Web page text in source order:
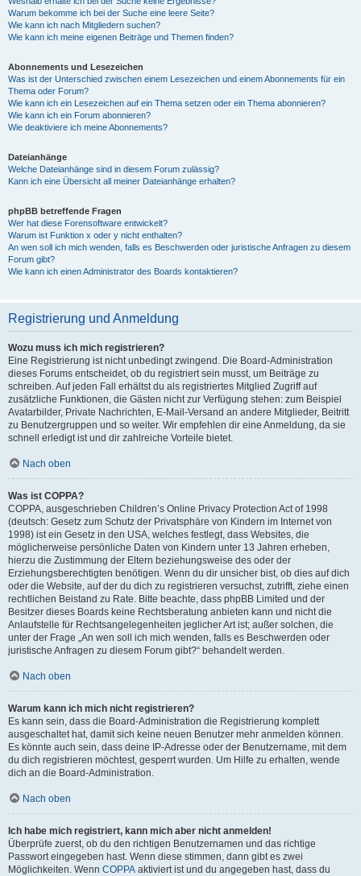
Warum bekomme ich bei der Suche eine leere Seite?
Wie kann ich nach Mitgliedern suchen?
Wie kann ich meine eigenen Beiträge und Themen finden?
Abonnements und Lesezeichen
Was ist der Unterschied zwischen einem Lesezeichen und einem Abonnements für ein
Thema oder Forum?
Wie kann ich ein Lesezeichen auf ein Thema setzen oder ein Thema abonnieren?
Wie kann ich ein Forum abonnieren?
Wie deaktiviere ich meine Abonnements?
Dateianhänge
Welche Dateianhänge sind in diesem Forum zulässig?
Kann ich eine Übersicht all meiner Dateianhänge erhalten?
phpBB betreffende Fragen
Wer hat diese Forensoftware entwickelt?
Warum ist Funktion x oder y nicht enthalten?
An wen soll ich mich wenden, falls es Beschwerden oder juristische Anfragen zu diesem
Forum gibt?
Wie kann ich einen Administrator des Boards kontaktieren?
Registrierung und Anmeldung
Wozu muss ich mich registrieren?
Eine Registrierung ist nicht unbedingt zwingend. Die Board-Administration
dieses Forums entscheidet, ob du registriert sein musst, um Beiträge zu
schreiben. Auf jeden Fall erhältst du als registriertes Mitglied Zugriff auf
zusätzliche Funktionen, die Gästen nicht zur Verfügung stehen: zum Beispiel
Avatarbilder, Private Nachrichten, E-Mail-Versand an andere Mitglieder, Beitritt
zu Benutzergruppen und so weiter. Wir empfehlen dir eine Anmeldung, da sie
schnell erledigt ist und dir zahlreiche Vorteile bietet.
Nach oben
Was ist COPPA?
COPPA, ausgeschrieben Children’s Online Privacy Protection Act of 1998
(deutsch: Gesetz zum Schutz der Privatsphäre von Kindern im Internet von
1998) ist ein Gesetz in den USA, welches festlegt, dass Websites, die
möglicherweise persönliche Daten von Kindern unter 13 Jahren erheben,
hierzu die Zustimmung der Eltern beziehungsweise des oder der
Erziehungsberechtigten benötigen. Wenn du dir unsicher bist, ob dies auf dich
oder die Website, auf der du dich zu registrieren versuchst, zutrifft, ziehe einen
rechtlichen Beistand zu Rate. Bitte beachte, dass phpBB Limited und der
Besitzer dieses Boards keine Rechtsberatung anbieten kann und nicht die
Anlaufstelle für Rechtsangelegenheiten jeglicher Art ist; außer solchen, die
unter der Frage „An wen soll ich mich wenden, falls es Beschwerden oder
juristische Anfragen zu diesem Forum gibt?“ behandelt werden.
Nach oben
Warum kann ich mich nicht registrieren?
Es kann sein, dass die Board-Administration die Registrierung komplett
ausgeschaltet hat, damit sich keine neuen Benutzer mehr anmelden können.
Es könnte auch sein, dass deine IP-Adresse oder der Benutzername, mit dem
du dich registrieren möchtest, gesperrt wurden. Um Hilfe zu erhalten, wende
dich an die Board-Administration.
Nach oben
Ich habe mich registriert, kann mich aber nicht anmelden!
Überprüfe zuerst, ob du den richtigen Benutzernamen und das richtige
Passwort eingegeben hast. Wenn diese stimmen, dann gibt es zwei
Möglichkeiten. Wenn COPPA aktiviert ist und du angegeben hast, dass du